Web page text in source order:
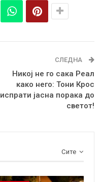
СЛЕДНА
Никој не го сака Реал
како него: Тони Крос
испрати јасна порака до
светот!
Сите